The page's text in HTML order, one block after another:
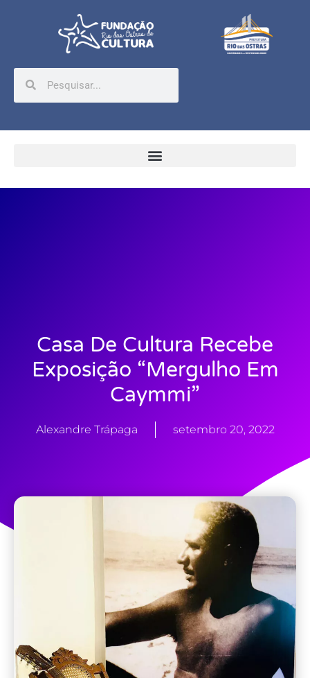
Casa De Cultura Recebe
Exposição “Mergulho Em
Caymmi”
Alexandre Trápaga setembro 20, 2022